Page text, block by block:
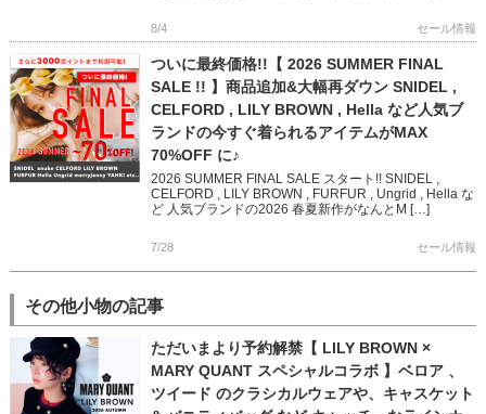
8/4 セール情報
ついに最終価格!!【 2026 SUMMER FINAL
SALE !! 】商品追加&大幅再ダウン SNIDEL ,
CELFORD , LILY BROWN , Hella など人気ブ
ランドの今すぐ着られるアイテムがMAX
70%OFF に♪
2026 SUMMER FINAL SALE スタート!! SNIDEL ,
CELFORD , LILY BROWN , FURFUR , Ungrid , Hella な
ど 人気ブランドの2026 春夏新作がなんとM […]
7/28 セール情報
その他小物の記事
ただいまより予約解禁【 LILY BROWN ×
MARY QUANT スペシャルコラボ 】ベロア 、
ツイード のクラシカルウェアや、キャスケット